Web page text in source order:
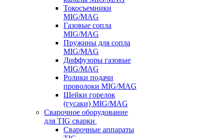
Токосъемники
MIG/MAG
Газовые сопла
MIG/MAG
Пружины для сопла
MIG/MAG
Диффузоры газовые
MIG/MAG
Ролики подачи
проволоки MIG/MAG
Шейки горелок
(гусаки) MIG/MAG
Сварочное оборудование
для TIG сварки
Сварочные аппараты